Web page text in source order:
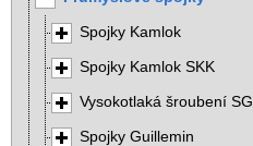
Spojky Kamlok
Spojky Kamlok SKK
Vysokotlaká šroubení SG
Spojky Guillemin